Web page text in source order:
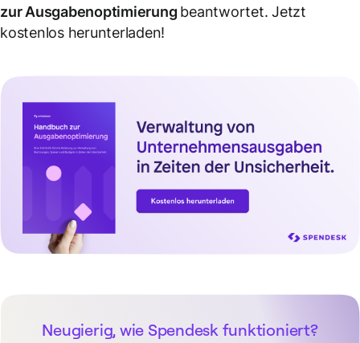
zur Ausgabenoptimierung beantwortet. Jetzt
kostenlos herunterladen!
Neugierig, wie Spendesk funktioniert?